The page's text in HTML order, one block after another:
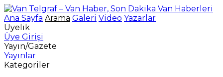
Ana Sayfa Arama Galeri Video Yazarlar
Üyelik
Üye Girişi
Yayın/Gazete
Yayınlar
Kategoriler